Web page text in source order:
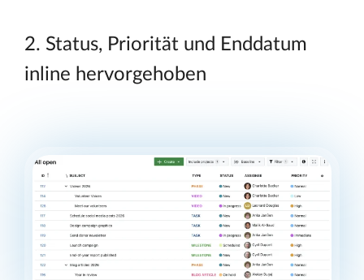
2. Status, Priorität und Enddatum
inline hervorgehoben